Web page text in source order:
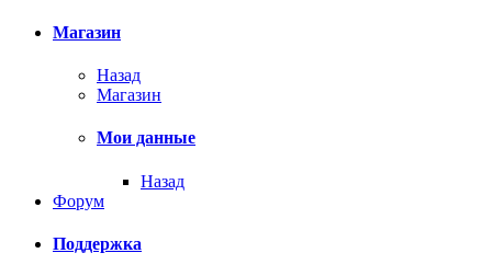
Магазин
Назад
Магазин
Мои данные
Назад
Форум
Поддержка